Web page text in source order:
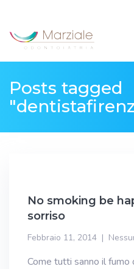
Posts tagged
No smoking be
sorriso
Febbraio 11, 2014
Come tutti sanno il fumo